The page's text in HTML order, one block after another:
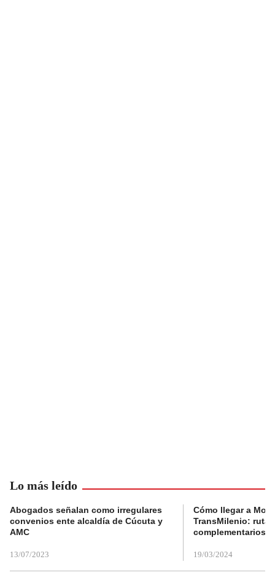
Lo más leído
Abogados señalan como irregulares
convenios ente alcaldía de Cúcuta y
AMC
13/07/2023
Cómo llegar a
TransMilenio:
complementarios
19/03/2024